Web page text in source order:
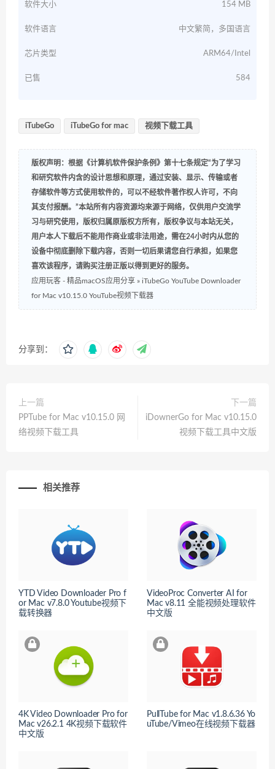
软件大小 154 MB
软件语言 中文繁简，多国语言
芯片类型 ARM64/Intel
已售 584
iTubeGo iTubeGo for mac 视频下载工具
版权声明：根据《计算机软件保护条例》第十七条规定“为了学习
和研究软件内含的设计思想和原理，通过安装、显示、传输或者
存储软件等方式使用软件的，可以不经软件著作权人许可，不向
其支付报酬。”本站所有内容资源均来源于网络，仅供用户交流学
习与研究使用，版权归属原版权方所有，版权争议与本站无关，
用户本人下载后不能用作商业或非法用途，需在24小时内从您的
设备中彻底删除下载内容，否则一切后果请您自行承担，如果您
喜欢该程序，请购买注册正版以得到更好的服务。
应用玩客 - 精品macOS应用分享 » iTubeGo YouTube Downloader
for Mac v10.15.0 YouTube视频下载器
分享到：
上一篇
PPTube for Mac v10.15.0 网
络视频下载工具
下一篇
iDownerGo for Mac v10.15.0
视频下载工具中文版
相关推荐
YTD Video Downloader Pro f
or Mac v7.8.0 Youtube视频下
载转换器
VideoProc Converter AI for
Mac v8.11 全能视频处理软件
中文版
4K Video Downloader Pro for
Mac v26.2.1 4K视频下载软件
中文版
PullTube for Mac v1.8.6.36 Yo
uTube/Vimeo在线视频下载器